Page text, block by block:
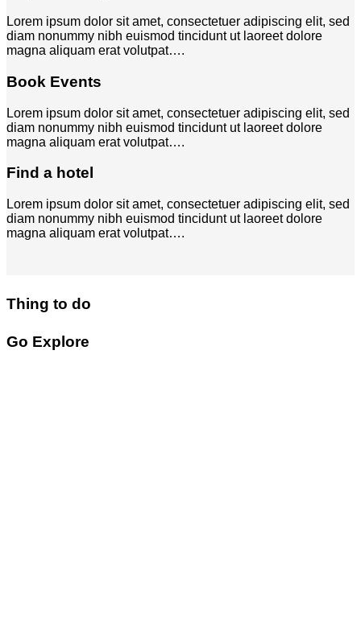
Lorem ipsum dolor sit amet, consectetuer adipiscing elit, sed
diam nonummy nibh euismod tincidunt ut laoreet dolore
magna aliquam erat volutpat….
Book Events
Lorem ipsum dolor sit amet, consectetuer adipiscing elit, sed
diam nonummy nibh euismod tincidunt ut laoreet dolore
magna aliquam erat volutpat….
Find a hotel
Lorem ipsum dolor sit amet, consectetuer adipiscing elit, sed
diam nonummy nibh euismod tincidunt ut laoreet dolore
magna aliquam erat volutpat….
Thing to do
Go Explore